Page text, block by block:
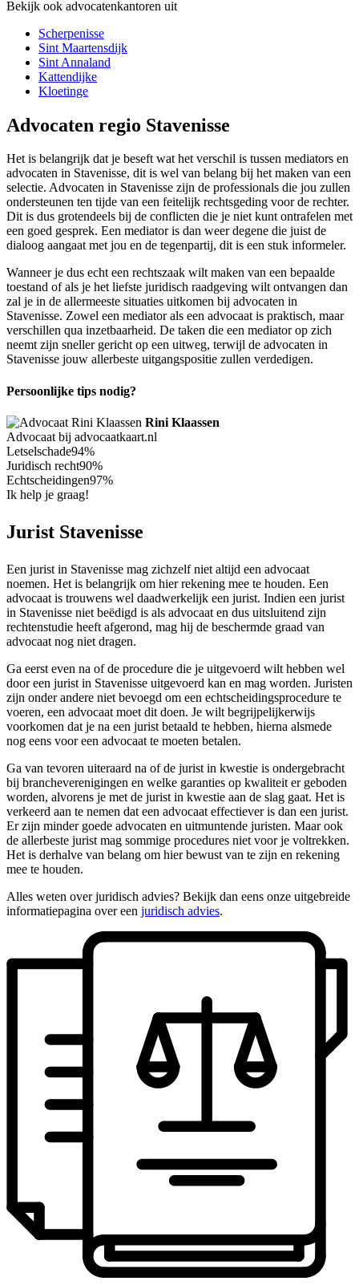
Bekijk ook advocatenkantoren uit
Scherpenisse
Sint Maartensdijk
Sint Annaland
Kattendijke
Kloetinge
Advocaten regio Stavenisse
Het is belangrijk dat je beseft wat het verschil is tussen mediators en
advocaten in Stavenisse, dit is wel van belang bij het maken van een
selectie. Advocaten in Stavenisse zijn de professionals die jou zullen
ondersteunen ten tijde van een feitelijk rechtsgeding voor de rechter.
Dit is dus grotendeels bij de conflicten die je niet kunt ontrafelen met
een goed gesprek. Een mediator is dan weer degene die juist de
dialoog aangaat met jou en de tegenpartij, dit is een stuk informeler.
Wanneer je dus echt een rechtszaak wilt maken van een bepaalde
toestand of als je het liefste juridisch raadgeving wilt ontvangen dan
zal je in de allermeeste situaties uitkomen bij advocaten in
Stavenisse. Zowel een mediator als een advocaat is praktisch, maar
verschillen qua inzetbaarheid. De taken die een mediator op zich
neemt zijn sneller gericht op een uitweg, terwijl de advocaten in
Stavenisse jouw allerbeste uitgangspositie zullen verdedigen.
Persoonlijke tips nodig?
Rini Klaassen
Advocaat bij advocaatkaart.nl
Letselschade94%
Juridisch recht90%
Echtscheidingen97%
Ik help je graag!
Jurist Stavenisse
Een jurist in Stavenisse mag zichzelf niet altijd een advocaat
noemen. Het is belangrijk om hier rekening mee te houden. Een
advocaat is trouwens wel daadwerkelijk een jurist. Indien een jurist
in Stavenisse niet beëdigd is als advocaat en dus uitsluitend zijn
rechtenstudie heeft afgerond, mag hij de beschermde graad van
advocaat nog niet dragen.
Ga eerst even na of de procedure die je uitgevoerd wilt hebben wel
door een jurist in Stavenisse uitgevoerd kan en mag worden. Juristen
zijn onder andere niet bevoegd om een echtscheidingsprocedure te
voeren, een advocaat moet dit doen. Je wilt begrijpelijkerwijs
voorkomen dat je na een jurist betaald te hebben, hierna alsmede
nog eens voor een advocaat te moeten betalen.
Ga van tevoren uiteraard na of de jurist in kwestie is ondergebracht
bij brancheverenigingen en welke garanties op kwaliteit er geboden
worden, alvorens je met de jurist in kwestie aan de slag gaat. Het is
verkeerd aan te nemen dat een advocaat effectiever is dan een jurist.
Er zijn minder goede advocaten en uitmuntende juristen. Maar ook
de allerbeste jurist mag sommige procedures niet voor je voltrekken.
Het is derhalve van belang om hier bewust van te zijn en rekening
mee te houden.
Alles weten over juridisch advies? Bekijk dan eens onze uitgebreide
informatiepagina over een juridisch advies.